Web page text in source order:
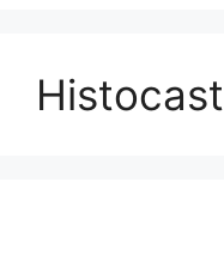
Histocast